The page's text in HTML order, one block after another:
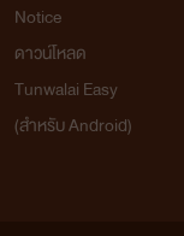
Notice
ดาวน์โหลด
Tunwalai Easy
(สำหรับ Android)